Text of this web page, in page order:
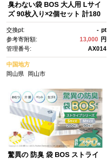
臭わない袋 BOS 大人用 Lサイ
ズ 90枚入り×2個セット 計180
用品 まとめ買い ゴミ袋 大容
量 日用消耗品 防災用 非常用 防
臭袋 介護 赤ちゃん ペット おむ
つ BOS セット ふるさと 岡
山 送料無料
交換pt: - pt
参考寄附額:
13,000 円
管理番号:
AX014
中国地方
岡山県
岡山市
驚異の 防臭 袋 BOS ストライ